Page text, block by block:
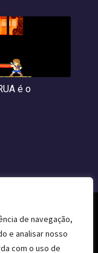
de navegação,
e analisar nosso
com o uso de
é o